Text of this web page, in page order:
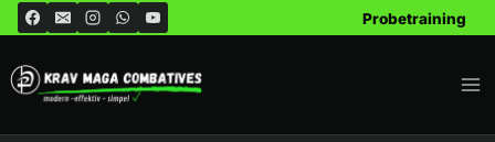
Zum
springen
Probetraining